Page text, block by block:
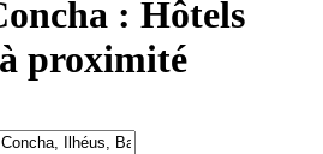
: Hôtels
proximité